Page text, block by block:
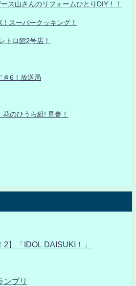
ス山さんのリフォームひとりDIY！！
スーパークッキング！
トロ館2号店！
き6！放送局
のひうら組! 見参！
2】「IDOL DAISUKI！」
ンプリ